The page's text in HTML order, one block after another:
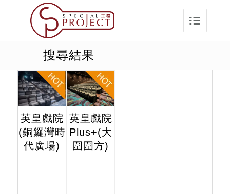
搜尋結果
英皇戲院
(銅鑼灣時
代廣場)
英皇戲院
Plus+(大
圍圍方)